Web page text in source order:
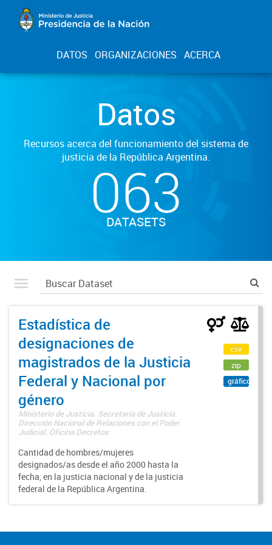
DATOS ORGANIZACIONES ACERCA
Datos
Recursos acerca del funcionamiento del sistema de
justicia de la República Argentina.
063
DATASETS
Estadística de
designaciones de
magistrados de la Justicia
Federal y Nacional por
género
Ministerio de Justicia. Secretaría de Justicia.
Dirección Nacional de Relaciones con el Poder
Judicial. Oficina Decretos
Cantidad de hombres/mujeres
designados/as desde el año 2000 hasta la
fecha, en la justicia nacional y de la justicia
federal de la República Argentina.
csv
zip
gráfico